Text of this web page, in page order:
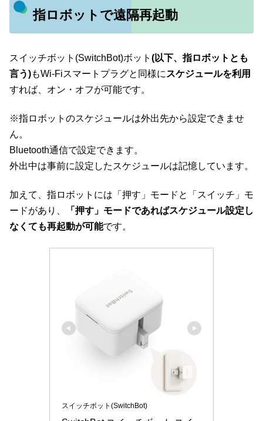
指ロボットで遠隔再起動
スイッチボット(SwitchBot)ボット (以下、指ロボットとも
言う)もWi-Fiスマートプラグと同様に スケジュールを利用
すれば、オン・オフが可能です。
※指ロボットのスケジュールは外出先から設定できませ
ん。
Bluetooth通信で設定できます。
外出中は事前に設定したスケジュールは記憶しています。
加えて、指ロボットには「押す」モードと「スイッチ」モ
ードがあり、
「押す」モードであればスケジュール設定し
なくても再起動が可能です。
スイッチボット(SwitchBot)